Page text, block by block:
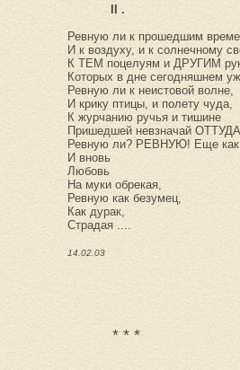
II .
Ревную ли к прошедшим
И к воздуху, и к солнечному
К ТЕМ поцелуям и ДРУГИМ
Которых в дне сегодняшнем
Ревную ли к неистовой волне,
И крику птицы, и полету чуда,
К журчанию ручья и тишине
Пришедшей невзначай
Ревную ли? РЕВНУЮ! Еще
И вновь
Любовь
На муки обрекая,
Ревную как безумец,
Как дурак,
Страдая ....
14.02.03
* * *